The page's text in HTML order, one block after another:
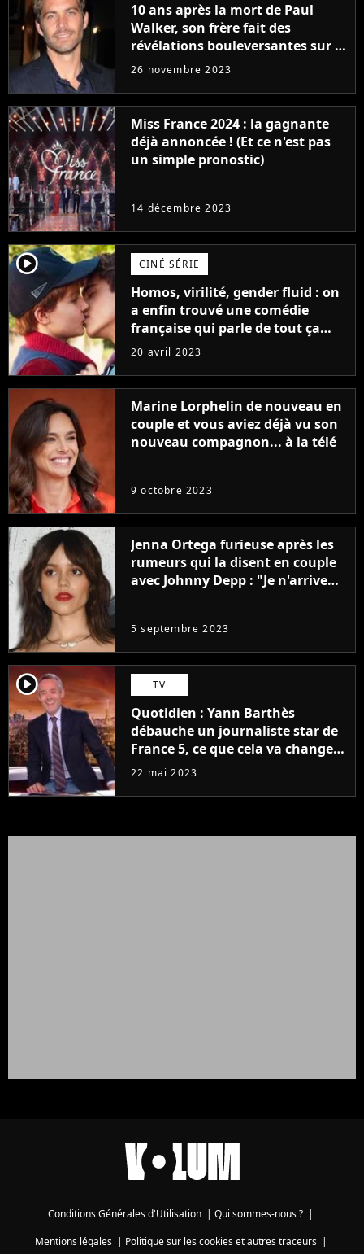
10 ans après la mort de Paul
Walker, son frère fait des
révélations bouleversantes sur la
réaction des acteurs de Fast and
26 novembre 2023
Miss France 2024 : la gagnante
déjà annoncée ! (Et ce n'est pas
un simple pronostic)
14 décembre 2023
player2 CINÉ SÉRIE
Homos, virilité, gender fluid : on
a enfin trouvé une comédie
française qui parle de tout ça
sans être super ringarde
20 avril 2023
Marine Lorphelin de nouveau en
couple et vous aviez déjà vu son
nouveau compagnon... à la télé
9 octobre 2023
Jenna Ortega furieuse après les
rumeurs qui la disent en couple
avec Johnny Depp : "Je n'arrive
5 septembre 2023
player2 TV
Quotidien : Yann Barthès
débauche un journaliste star de
France 5, ce que cela va changer
à la rentrée
22 mai 2023
Conditions Générales d'Utilisation | Qui sommes-nous ? |
Mentions légales| Politique sur les cookies et autres traceurs|